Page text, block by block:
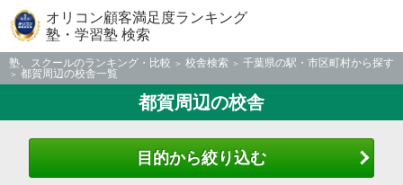
オリコン顧客満足度ランキング
塾・学習塾 検索
塾、スクールのランキング・比較 校舎検索
千葉県の駅・市区町村から探す
都賀周辺の校舎一覧
都賀周辺の校舎
目的から絞り込む